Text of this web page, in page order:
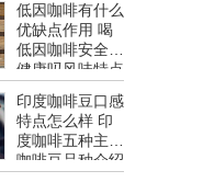
低因咖啡有什么
优缺点作用 喝
低因咖啡安全吗
健康吗风味特点
印度咖啡豆口感
特点怎么样 印
度咖啡五种主要
咖啡豆品种介绍